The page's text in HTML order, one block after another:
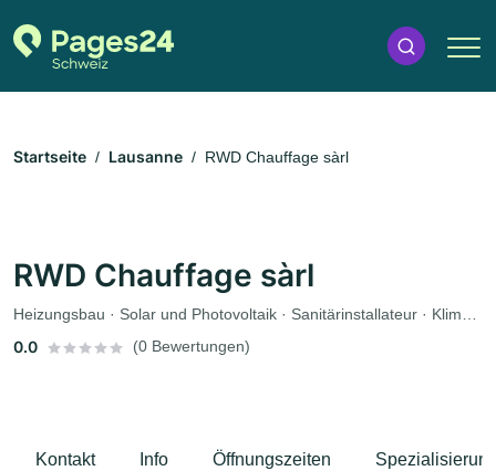
Startseite Lausanne RWD Chauffage sàrl
RWD Chauffage sàrl
0.0 (0 Bewertungen)
Kontakt Info Öffnungszeiten